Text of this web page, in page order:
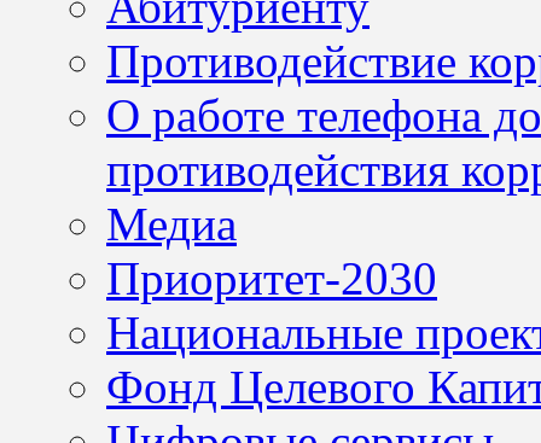
Противодействие
О работе телефона
противодействия
Медиа
Приоритет-2030
Национальные
Фонд Целевого